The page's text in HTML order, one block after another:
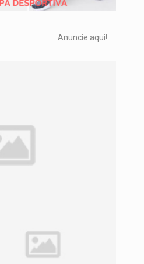
Anuncie aqui!